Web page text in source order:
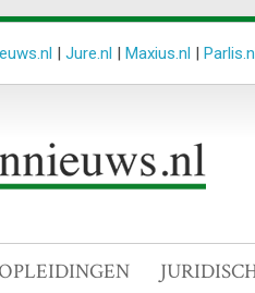
| Jure.nl | Maxius.nl |
OPLEIDINGEN